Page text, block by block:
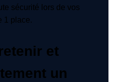
sécurité lors de vos
1 place.
et
un